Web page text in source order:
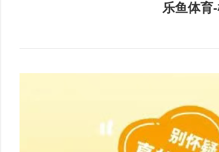
乐鱼体育